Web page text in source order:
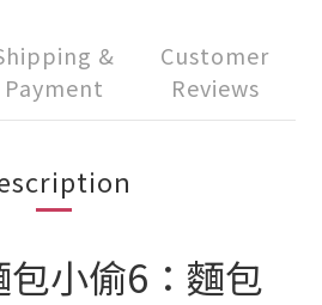
&
Payment
Customer
Reviews
小偷6：麵包